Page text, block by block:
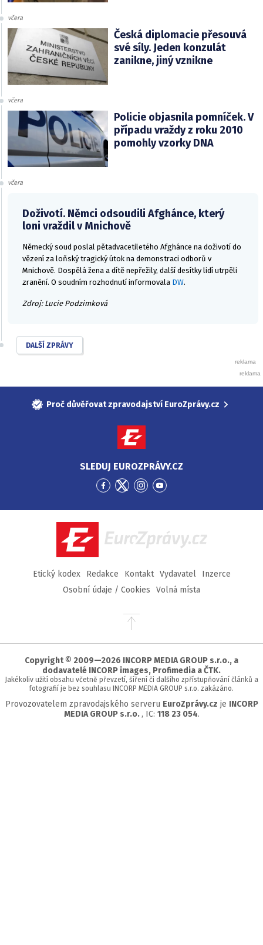
včera
Česká diplomacie přesouvá
své síly. Jeden konzulát
zanikne, jiný vznikne
včera
Policie objasnila pomníček. V
případu vraždy z roku 2010
pomohly vzorky DNA
včera
Doživotí. Němci odsoudili Afghánce, který
loni vraždil v Mnichově
Německý soud poslal pětadvacetiletého Afghánce na doživotí do
vězení za loňský tragický útok na demonstraci odborů v
Mnichově. Dospělá žena a dítě nepřežily, další desítky lidí utrpěli
zranění. O soudním rozhodnutí informovala DW.
Zdroj: Lucie Podzimková
DALŠÍ ZPRÁVY
Proč důvěřovat zpravodajství EuroZprávy.cz
SLEDUJ EUROZPRÁVY.CZ
Přejít
Facebook
Přejít
Twitter
Přejít
Instagram
Přejít
YouTube
EuroZprávy.cz
Etický kodex Redakce Kontakt Vydavatel
Inzerce
Osobní údaje / Cookies
Volná místa
Přejít
stránky
Copyright © 2009—2026 INCORP MEDIA GROUP s.r.o., a
dodavatelé INCORP images, Profimedia a ČTK.
Jakékoliv užití obsahu včetně převzetí, šíření či dalšího zpřístupňování článků a
fotografií je bez souhlasu INCORP MEDIA GROUP s.r.o. zakázáno.
Provozovatelem zpravodajského serveru EuroZprávy.cz je INCORP
MEDIA GROUP s.r.o. , IC: 118 23 054.